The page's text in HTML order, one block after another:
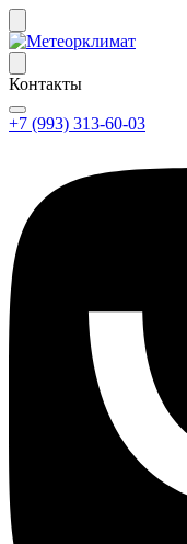
Контакты
+7 (993) 313-60-03